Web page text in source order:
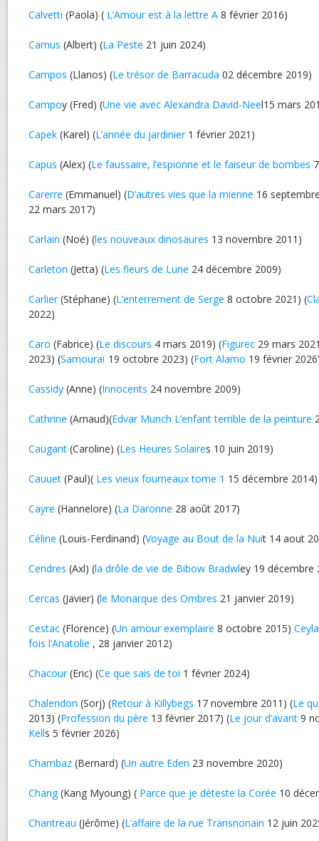
Calvetti (Paola) ( L’Amour est à la lettre A 8 février 2016)
Camus (Albert) (La Peste 21 juin 2024)
Campos (Llanos) (Le trésor de Barracuda 02 décembre 2019)
Campoy (Fred) (Une vie avec Alexandra David-Neel15 mars
Capek (Karel) (L’année du jardinier1 février 2021)
Capus (Alex) (Le faussaire, l’espionne et le faiseur de bombes
Carerre (Emmanuel) (D’autres vies que la mienne 16
22 mars 2017)
Carlain (Noé) (les nouveaux dinosaures 13 novembre 2011)
Carleton (Jetta) (Les fleurs de Lune 24 décembre 2009)
Carlier(Stéphane) (L’enterrement de Serge 8 octobre 2021) (
2022)
Caro (Fabrice) (Le discours 4 mars 2019) (Figurec 29 mars
2023) (Samouraï 19 octobre 2023) (Fort Alamo 19 février
Cassidy (Anne) (Innocents 24 novembre 2009)
Cathrine (Arnaud)(Edvar Munch L’enfant terrible de la peinture
Caugant (Caroline) (Les Heures Solaires 10 juin 2019)
Cauuet (Paul)( Les vieux fourneaux tome 1 15 décembre 2014)
Cayre (Hannelore) (La Daronne 28 août 2017)
Céline (Louis-Ferdinand) (Voyage au Bout de la Nuit 14 aout
Cendres (Axl) (la drôle de vie de Bibow Bradwley 19 décembre
Cercas (Javier) (le Monarque des Ombres 21 janvier 2019)
Cestac (Florence) (Un amour exemplaire 8 octobre 2015)
fois l’Anatolie , 28 janvier 2012)
Chacour(Eric) (Ce que sais de toi 1 février 2024)
Chalendon (Sorj) (Retour à Killybegs 17 novembre 2011) (Le
2013) (Profession du père 13 février 2017) (Le jour d’avant 9
Kells 5 février 2026)
Chambaz (Bernard) (Un autre Eden 23 novembre 2020)
Chang(Kang Myoung) ( Parce que je déteste la Corée 10
Chantreau (Jérôme) (L’affaire de la rue Transnonain 12 juin